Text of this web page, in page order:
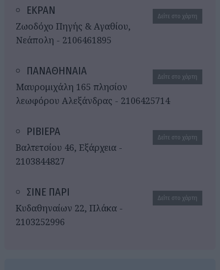
Δείτε στο χάρτη
ΕΚΡΑΝ
Ζωοδόχο Πηγής & Αγαθίου,
Νεάπολη - 2106461895
Δείτε στο χάρτη
ΠΑΝΑΘΗΝΑΙΑ
Μαυρομιχάλη 165 πλησίον
λεωφόρου Αλεξάνδρας - 2106425714
Δείτε στο χάρτη
ΡΙΒΙΕΡΑ
Βαλτετσίου 46, Εξάρχεια -
2103844827
Δείτε στο χάρτη
ΣΙΝΕ ΠΑΡΙ
Κυδαθηναίων 22, Πλάκα -
2103252996